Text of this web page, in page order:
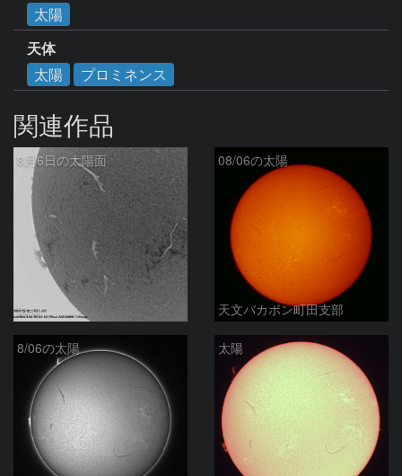
太陽
天体
太陽
プロミネンス
関連作品
8月6日の太陽面
ta-o
08/06の太陽
天文バカボン町田支部
8/06の太陽 太陽